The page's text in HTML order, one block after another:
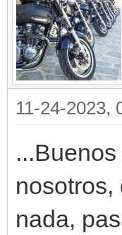
11-24-2023,
nosotros,
nada,